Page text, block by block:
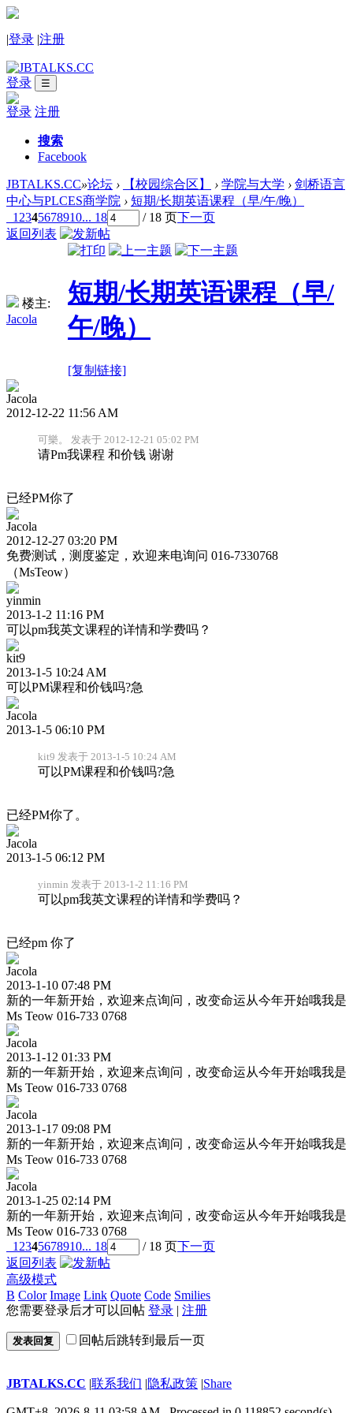
|登录 |注册
登录 ☰
登录 注册
搜索
Facebook
JBTALKS.CC»论坛 › 【校园综合区】 › 学院与大学 › 剑桥语言
中心与PLCES商学院 › 短期/长期英语课程（早/午/晚）
1 2345678910... 18 / 18 页下一页
返回列表
楼主:
Jacola
短期/长期英语课程（早/
午/晚）
[复制链接]
Jacola
2012-12-22 11:56 AM
可樂。 发表于 2012-12-21 05:02 PM
请Pm我课程 和价钱 谢谢
已经PM你了
Jacola
2012-12-27 03:20 PM
免费测试，测度鉴定，欢迎来电询问 016-7330768
（MsTeow）
yinmin
2013-1-2 11:16 PM
可以pm我英文课程的详情和学费吗？
kit9
2013-1-5 10:24 AM
可以PM课程和价钱吗?急
Jacola
2013-1-5 06:10 PM
kit9 发表于 2013-1-5 10:24 AM
可以PM课程和价钱吗?急
已经PM你了。
Jacola
2013-1-5 06:12 PM
yinmin 发表于 2013-1-2 11:16 PM
可以pm我英文课程的详情和学费吗？
已经pm 你了
Jacola
2013-1-10 07:48 PM
新的一年新开始，欢迎来点询问，改变命运从今年开始哦我是
Ms Teow 016-733 0768
Jacola
2013-1-12 01:33 PM
新的一年新开始，欢迎来点询问，改变命运从今年开始哦我是
Ms Teow 016-733 0768
Jacola
2013-1-17 09:08 PM
新的一年新开始，欢迎来点询问，改变命运从今年开始哦我是
Ms Teow 016-733 0768
Jacola
2013-1-25 02:14 PM
新的一年新开始，欢迎来点询问，改变命运从今年开始哦我是
Ms Teow 016-733 0768
1 2345678910... 18 / 18 页下一页
返回列表
高级模式
B Color Image Link Quote Code Smilies
您需要登录后才可以回帖 登录 | 注册
发表回复 回帖后跳转到最后一页
JBTALKS.CC |联系我们 |隐私政策 |Share